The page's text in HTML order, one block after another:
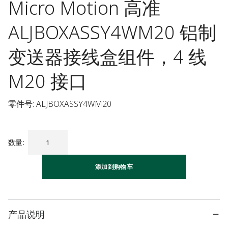
Micro Motion 高准
ALJBOXASSY4WM20 铝制
变送器接线盒组件，4 线
M20 接口
零件号: ALJBOXASSY4WM20
数量:
添加到购物车
产品说明